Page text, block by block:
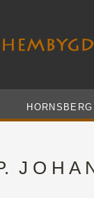
HORNSBERG
J O H A